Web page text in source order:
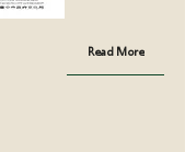
Read More